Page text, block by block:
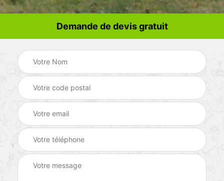
Demande de devis gratuit